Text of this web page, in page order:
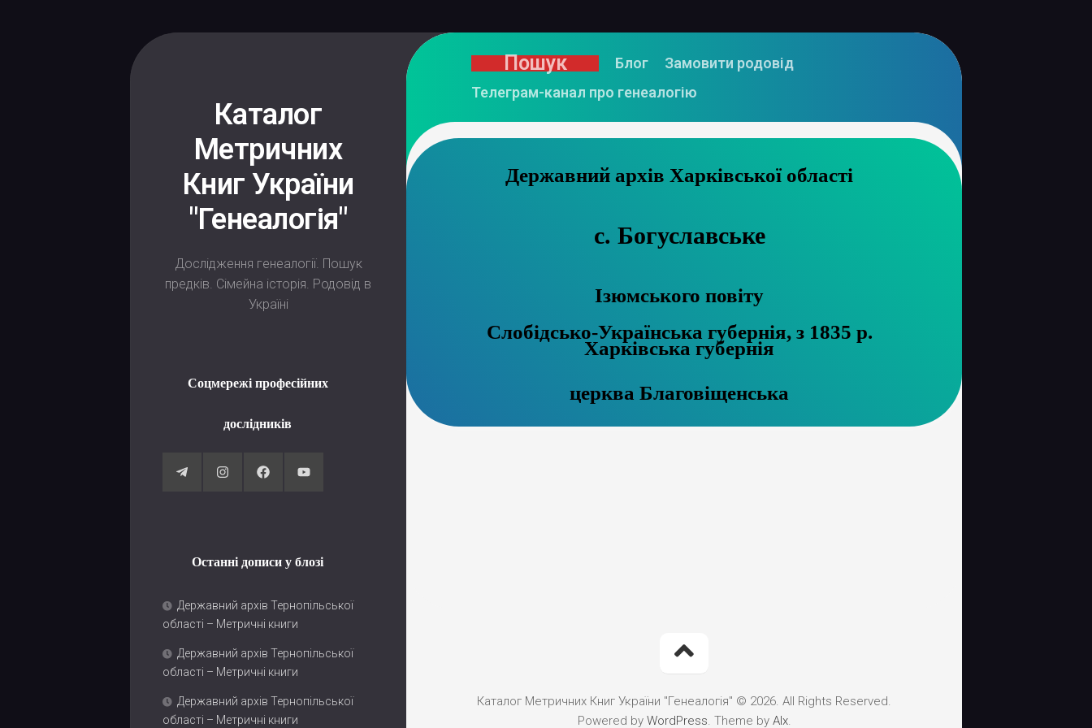
Каталог
Метричних
Книг України
"Генеалогія"
Дослідження генеалогії. Пошук
предків. Сімейна історія. Родовід в
Україні
Соцмережі професійних
дослідників
Останні дописи у блозі
Державний архів Тернопільської
області – Метричні книги
Державний архів Тернопільської
області – Метричні книги
Державний архів Тернопільської
області – Метричні книги
Пошук Блог
Замовити родовід
Телеграм-канал про генеалогію
Державний архів Харківської області
с. Богуславське
Ізюмського повіту
Слобідсько-Українська губернія, з 1835 р.
Харківська губернія
церква Благовіщенська
Каталог Метричних Книг України "Генеалогія" © 2026. All Rights Reserved.
Powered by WordPress. Theme by Alx.